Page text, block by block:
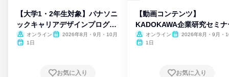
【大学1・2年生対象】パナソニ
ックキャリアデザインプログラ
ム
オンライン
2026年8月・9月・10月
1日
お気に入り
【動画コンテンツ】
KADOKAWA企業研究セミナ
オンライン
2026年8月・9月・
1日
お気に入り